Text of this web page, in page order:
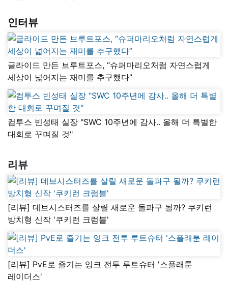
인터뷰
글라이드 만든 브루트포스, “슈퍼마리오처럼 자연스럽게
세상이 넓어지는 재미를 추구했다”
컴투스 빈성태 실장 "SWC 10주년에 감사.. 올해 더 특별한
대회로 꾸며질 것"
리뷰
[리뷰] 데브시스터즈를 살릴 새로운 돌파구 될까? 쿠키런
방치형 신작 '쿠키런 크럼블'
[리뷰] PvE로 즐기는 잉크 전투 루트슈터 '스플래툰
레이더스'